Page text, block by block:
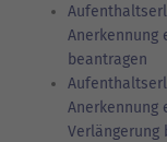
Anerkennung
beantragen
Anerkennung
Verlängerung